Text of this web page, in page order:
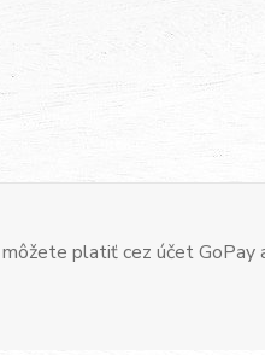
môžete platiť cez účet